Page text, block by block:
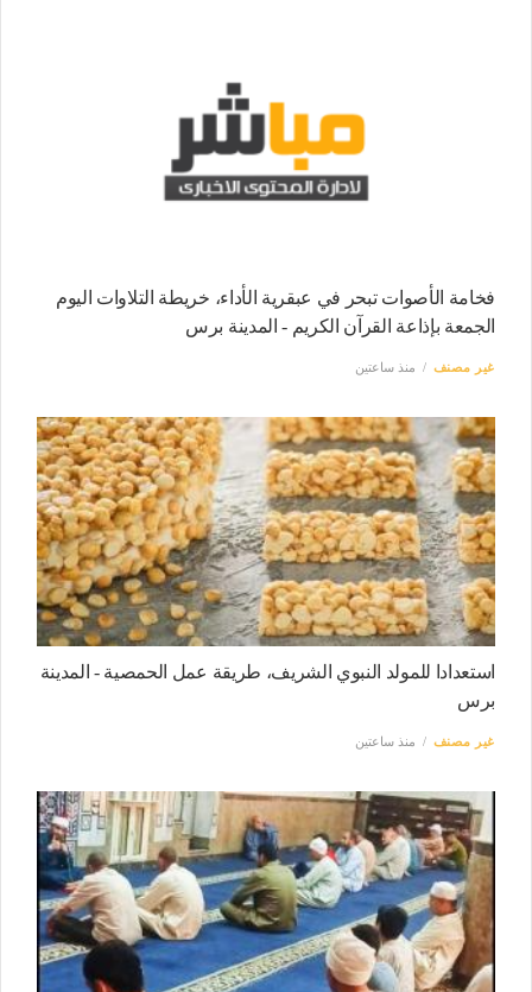
فخامة الأصوات تبحر في عبقرية الأداء، خريطة التلاوات اليوم
الجمعة بإذاعة القرآن الكريم - المدينة برس
غير مصنف منذ ساعتين
استعدادا للمولد النبوي الشريف، طريقة عمل الحمصية - المدينة
برس
غير مصنف منذ ساعتين